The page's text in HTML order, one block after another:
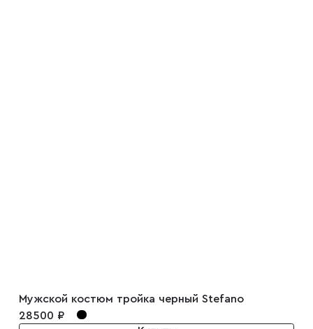
Мужской костюм тройка черный Stefano
28500 ₽